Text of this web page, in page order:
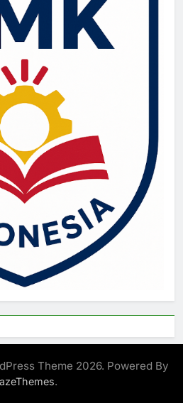
Theme 2026. Powered By
.